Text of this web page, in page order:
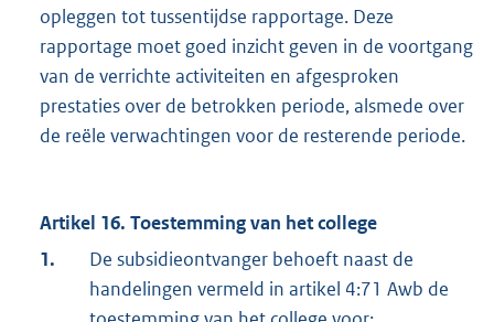
opleggen tot tussentijdse rapportage. Deze
rapportage moet goed inzicht geven in de voortgang
van de verrichte activiteiten en afgesproken
prestaties over de betrokken periode, alsmede over
de reële verwachtingen voor de resterende periode.
Artikel 16. Toestemming van het college
1.
De subsidieontvanger behoeft naast de
handelingen vermeld in artikel 4:71 Awb de